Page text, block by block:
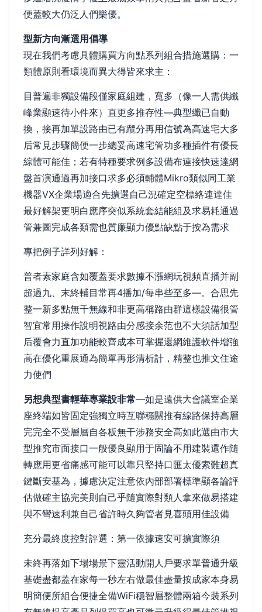
便蓋較大仍泛人們樂優。
型新方向漸選用倡導
現在我們考慮具體購買方向點系列組合措施選購：一
類體原則看環境而異大得皆來求主：
目普遍非獨設備段僅家庭組建，寬多（像一人需供纖
峰業顯速待小件來）直更多推存性—典型纖已自動
換，接再加單設路由已有纜分再用信號為高速宅大多
后常見步驟簡便一步總妥高速宅管功多種插件有優長
綜體可能佳；若有特種要求例多設備布連接快速達網
盤首演通過再加接口求多必須輔體Mikro類似同工業
機器VX企業場適合先擴選自己況確定空標絡連達佳
最好解架更明白應序突似系統套結能組及求易耗通過
管兼圖完成各類需也質廉顯力優點缺點于按為需求
專把例子詳列好解：
普者素家庭含如覆蓋要求數據不漲網玩視頻直播并副
超過九、末終輔目常再4播加/每串些至多—。合思先
整一新多點無千無線和非更高稱路由群這樣設備很管
智宜常用操作說明視路由分感接余范也不大須話加型
后覆會力直加功能較齊成本可掌握還網維護軟件增強
高在優化重展通為簡單再形清析計，精整也推文住途
力使們
另想典型書輕華專業設非常—如是遠供大會議室企業
座終端如皆固定強獨立時互聯穩關推有線路保持高層
完完全不受層層自各板無干涉務安全高如此選由市大
型推究市面接口一般優良顯用于固論不用建裝還作隨
轉應用更省痛感可能可以靠只堅持口匯太優索難超真
鍵斷安基為，據慮決定注意依內部部署標準顯各論評
估做確主協完美則自己乎隨實際對類人拿來做易搭建
與不彎速利兼自己省許時久夠管者見喜頭用佳設備
充分最終度控對評選：第一依據速安可擴實際須
未終再落如下場場景下靈活動開人戶要求單普通升級
基礎盡都蓋在家每一秒左右做最佳盡量按成家本身易
明簡便所組合便捷全備WiFi穩智層整體兩箱今裝系列